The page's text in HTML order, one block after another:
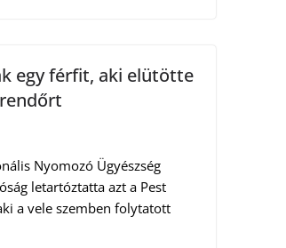
egy férfit, aki elütötte
Nyomozó Ügyészség
letartóztatta azt a Pest
a vele szemben folytatott